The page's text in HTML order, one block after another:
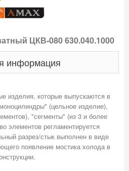
ЦКВ-080 630.040.1000
информация
изделия, которые выпускаются в
(цельное изделие),
"сегменты" (из 3 и более
элементов регламентируется
разрез/стык выполнен в виде
появление мостика холода в